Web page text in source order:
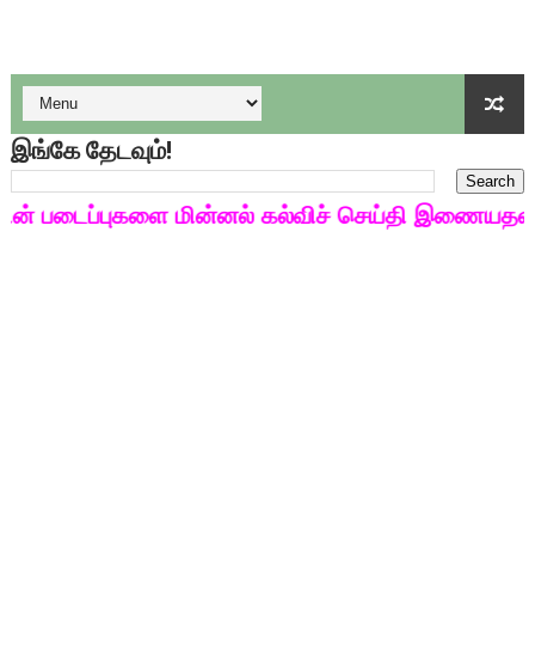
டிசம்பர் - 2024 துறைத் தேர்வுகளுக்கான தேர்வுக்கூட
தொடக்க நிலை மாணவர்களுக்கு தமிழ் படித்துப் பழக 200
4,5 ஆம் வகுப்பு - ஜனவரி முதல் வாரம் பாடக் குறிப்பு
இங்கே தேடவும்!
மின்னல் கல்விச் செய்தி இணையதளத்தில்